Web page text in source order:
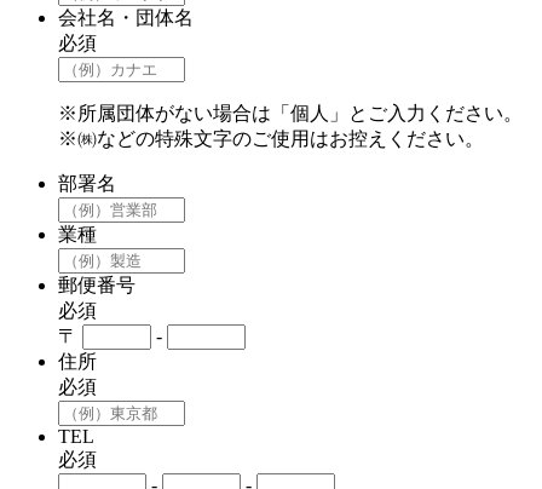
会社名・団体名
必須
※所属団体がない場合は「個人」とご入力ください。
※㈱などの特殊文字のご使用はお控えください。
部署名
業種
郵便番号
必須
〒
-
住所
必須
TEL
必須
-
-